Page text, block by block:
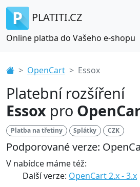
PLATITI.CZ
Online platba do Vašeho e-shopu
OpenCart Essox
Platební rozšíření
Essox pro
Platba na třetiny Splátky CZK
Podporované verze:
V nabídce máme též:
Další verze: OpenCart 2.x - 3.x